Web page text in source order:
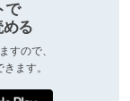
で
る
すので、
ます。